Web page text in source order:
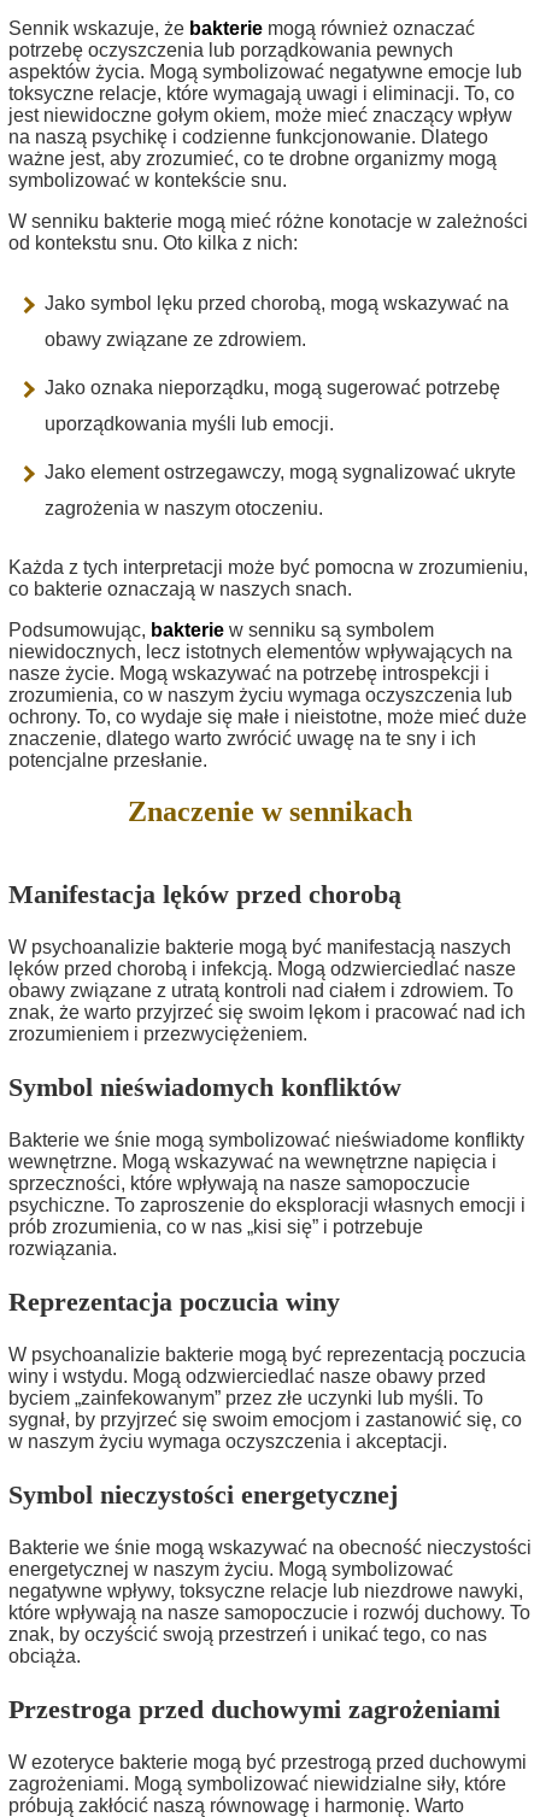
Sennik wskazuje, że bakterie mogą również oznaczać
potrzebę oczyszczenia lub porządkowania pewnych
aspektów życia. Mogą symbolizować negatywne emocje lub
toksyczne relacje, które wymagają uwagi i eliminacji. To, co
jest niewidoczne gołym okiem, może mieć znaczący wpływ
na naszą psychikę i codzienne funkcjonowanie. Dlatego
ważne jest, aby zrozumieć, co te drobne organizmy mogą
symbolizować w kontekście snu.
W senniku bakterie mogą mieć różne konotacje w zależności
od kontekstu snu. Oto kilka z nich:
Jako symbol lęku przed chorobą, mogą wskazywać na
obawy związane ze zdrowiem.
Jako oznaka nieporządku, mogą sugerować potrzebę
uporządkowania myśli lub emocji.
Jako element ostrzegawczy, mogą sygnalizować ukryte
zagrożenia w naszym otoczeniu.
Każda z tych interpretacji może być pomocna w zrozumieniu,
co bakterie oznaczają w naszych snach.
Podsumowując, bakterie w senniku są symbolem
niewidocznych, lecz istotnych elementów wpływających na
nasze życie. Mogą wskazywać na potrzebę introspekcji i
zrozumienia, co w naszym życiu wymaga oczyszczenia lub
ochrony. To, co wydaje się małe i nieistotne, może mieć duże
znaczenie, dlatego warto zwrócić uwagę na te sny i ich
potencjalne przesłanie.
Znaczenie w sennikach
Manifestacja lęków przed chorobą
W psychoanalizie bakterie mogą być manifestacją naszych
lęków przed chorobą i infekcją. Mogą odzwierciedlać nasze
obawy związane z utratą kontroli nad ciałem i zdrowiem. To
znak, że warto przyjrzeć się swoim lękom i pracować nad ich
zrozumieniem i przezwyciężeniem.
Symbol nieświadomych konfliktów
Bakterie we śnie mogą symbolizować nieświadome konflikty
wewnętrzne. Mogą wskazywać na wewnętrzne napięcia i
sprzeczności, które wpływają na nasze samopoczucie
psychiczne. To zaproszenie do eksploracji własnych emocji i
prób zrozumienia, co w nas „kisi się” i potrzebuje
rozwiązania.
Reprezentacja poczucia winy
W psychoanalizie bakterie mogą być reprezentacją poczucia
winy i wstydu. Mogą odzwierciedlać nasze obawy przed
byciem „zainfekowanym” przez złe uczynki lub myśli. To
sygnał, by przyjrzeć się swoim emocjom i zastanowić się, co
w naszym życiu wymaga oczyszczenia i akceptacji.
Symbol nieczystości energetycznej
Bakterie we śnie mogą wskazywać na obecność nieczystości
energetycznej w naszym życiu. Mogą symbolizować
negatywne wpływy, toksyczne relacje lub niezdrowe nawyki,
które wpływają na nasze samopoczucie i rozwój duchowy. To
znak, by oczyścić swoją przestrzeń i unikać tego, co nas
obciąża.
Przestroga przed duchowymi zagrożeniami
W ezoteryce bakterie mogą być przestrogą przed duchowymi
zagrożeniami. Mogą symbolizować niewidzialne siły, które
próbują zakłócić naszą równowagę i harmonię. Warto